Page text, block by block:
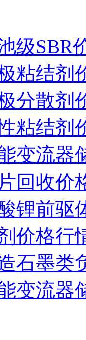
级SBR
粘结剂
分散剂
粘结剂
变流器
回收价
锂前驱
价格行
石墨类
变流器